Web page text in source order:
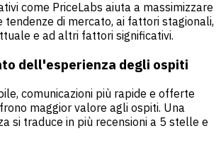
come PriceLabs aiuta a massimizzare
tendenze di mercato, ai fattori stagionali,
e ad altri fattori significativi.
dell'esperienza degli ospiti
comunicazioni più rapide e offerte
maggior valore agli ospiti. Una
si traduce in più recensioni a 5 stelle e